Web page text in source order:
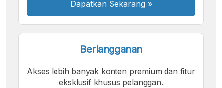
Dapatkan Sekarang »
Berlangganan
Akses lebih banyak konten premium dan fitur
eksklusif khusus pelanggan.